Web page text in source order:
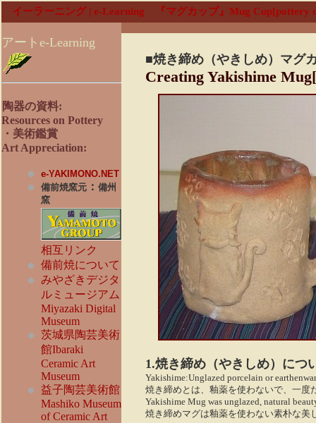
イーラーニング | e-Learning 『マグカップ』Mug Cup[pottery
アートe-Learning
陶器の資料:
Resources on Pottery
・美術鑑賞
Art Appreciation:
e-YAKIMONO.NET
備前焼窯元 ： 備州
窯
相互リンク
備前焼について
みやざきデジタ
ルミュージアム
Miyazaki Digital
Museum
茨城県陶芸美術
館Ibaraki
Ceramic Art
Museum
益子陶芸美術館
Mashiko Museum
of Ceramic Art
■焼き締め （やきしめ） マグ
Creating Yakishime
1.焼き締め （やきしめ）につ
Yakishime:Unglazed porcelain or
焼き締めとは、釉薬を使わないで、一度
Yakishime Mug was unglazed, natural
焼き締めマグは釉薬を使わない素朴な美